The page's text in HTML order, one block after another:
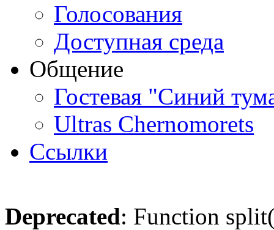
Голосования
Доступная среда
Общение
Гостевая "Синий
Ultras Chernomorets
Ссылки
Deprecated: Function